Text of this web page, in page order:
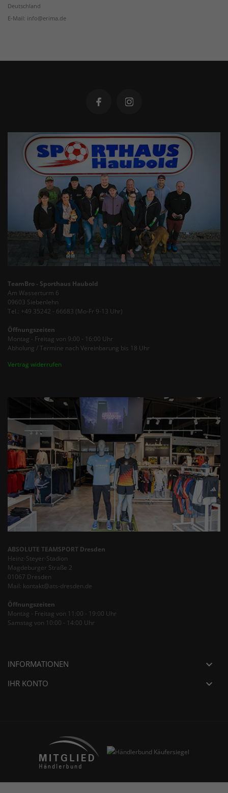
Deutschland
E-Mail: info@erima.de
TeamBro - Sporthaus Haubold
Am Wasserturm 6
09603 Siebenlehn
Tel.: +49 35242 - 66683 (Mo-Fr 9-13 Uhr)
Öffnungszeiten
Montag - Freitag von 9:00 - 16:00 Uhr
Abholung / Termine nach Vereinbarung bis 18 Uhr
Vertrag widerrufen
ABSOLUTE TEAMSPORT Dresden
Heinz-Steyer-Stadion
Magdeburger Straße 2
01067 Dresden
Mail: kontakt@ats-dresden.de
Öffnungszeiten
Montag - Freitag von 11:00 - 19:00 Uhr
Samstag von 10:00 - 14:00 Uhr
INFORMATIONEN 
IHR KONTO 